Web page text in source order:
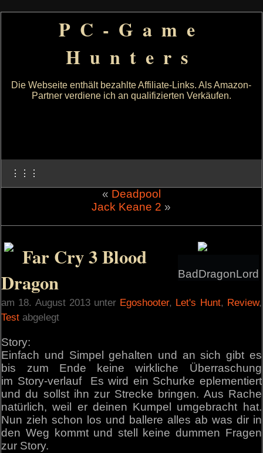
PC-Game
Hunters
Die Webseite enthält bezahlte Affiliate-Links. Als Amazon-
Partner verdiene ich an qualifizierten Verkäufen.
⋮⋮⋮
« Deadpool
Jack Keane 2 »
BadDragonLord
Far Cry 3 Blood
Dragon
am 18. August 2013 unter Egoshooter, Let's Hunt, Review,
Test abgelegt
Story:
Einfach und Simpel gehalten und an sich gibt es
bis zum Ende keine wirkliche Überraschung
im Story-verlauf Es wird ein Schurke eplementiert
und du sollst ihn zur Strecke bringen. Aus Rache
natürlich, weil er deinen Kumpel umgebracht hat.
Nun zieh schon los und ballere alles ab was dir in
den Weg kommt und stell keine dummen Fragen
zur Story.